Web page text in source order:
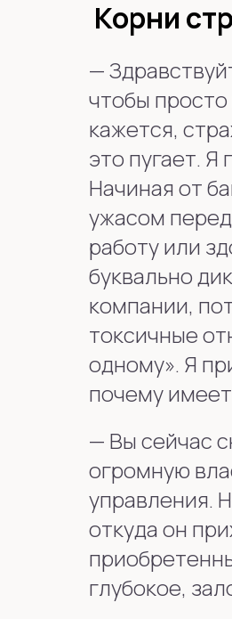
Корни
—
чтобы
кажется,
это пугает.
Начиная от
ужасом
работу или
буквально
компании,
токсичные
одному». Я
почему
— Вы сейчас
огромную
управления.
откуда он
глубокое,